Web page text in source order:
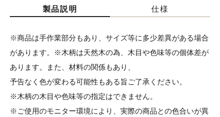
製品説明 仕様
※商品は手作業部分もあり、サイズ等に多少差異がある場合
があります。※木柄は天然木の為、木目や色味等の個体差が
あります。また、材料の関係もあり、
予告なく色が変わる可能性もある旨ご了承ください。
※木柄の木目や色味等の指定はできません。
※ご使用のモニター環境により、実際の商品との色合いが異